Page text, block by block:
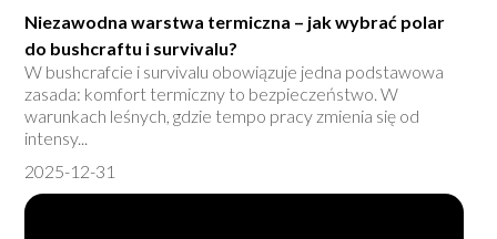
Niezawodna warstwa termiczna – jak wybrać polar
do bushcraftu i survivalu?
W bushcrafcie i survivalu obowiązuje jedna podstawowa
zasada: komfort termiczny to bezpieczeństwo. W
warunkach leśnych, gdzie tempo pracy zmienia się od
intensy...
2025-12-31